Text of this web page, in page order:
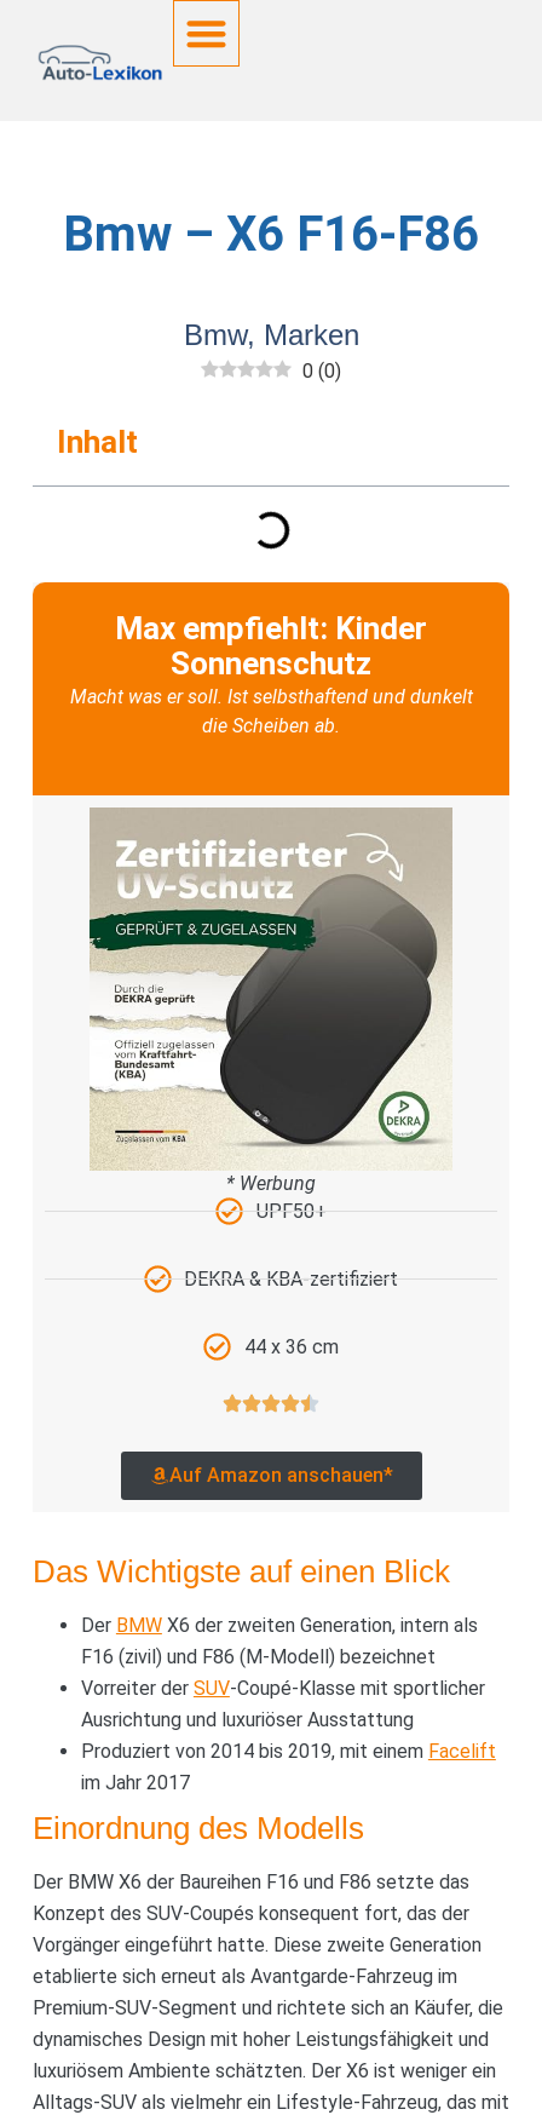
Bmw – X6 F16-F86
Bmw, Marken
0 (0)
Inhalt
Max empfiehlt: Kinder
Sonnenschutz
Macht was er soll. Ist selbsthaftend und dunkelt
die Scheiben ab.
* Werbung
UPF50+
DEKRA & KBA-zertifiziert
44 x 36 cm
Auf Amazon anschauen*
Das Wichtigste auf einen Blick
Der BMWX6 der zweiten Generation, intern als
F16 (zivil) und F86 (M-Modell) bezeichnet
Vorreiter der SUV-Coupé-Klasse mit sportlicher
Ausrichtung und luxuriöser Ausstattung
Produziert von 2014 bis 2019, mit einem Facelift
im Jahr 2017
Einordnung des Modells
Der BMW X6 der Baureihen F16 und F86 setzte das
Konzept des SUV-Coupés konsequent fort, das der
Vorgänger eingeführt hatte. Diese zweite Generation
etablierte sich erneut als Avantgarde-Fahrzeug im
Premium-SUV-Segment und richtete sich an Käufer, die
dynamisches Design mit hoher Leistungsfähigkeit und
luxuriösem Ambiente schätzten. Der X6 ist weniger ein
Alltags-SUV als vielmehr ein Lifestyle-Fahrzeug, das mit